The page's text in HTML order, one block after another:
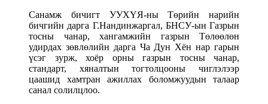
Санамж бичигт УУХҮЯ-ны Төрийн нарийн
бичгийн дарга Г.Нандинжаргал, БНСУ-ын Газрын
тосны чанар, хангамжийн газрын Төлөөлөн
удирдах зөвлөлийн дарга Ча Дун Хён нар гарын
үсэг зурж, хоёр орны газрын тосны чанар,
стандарт, хяналтын тогтолцооны чиглэлээр
цаашид хамтран ажиллах боломжуудын талаар
санал солилцлоо.